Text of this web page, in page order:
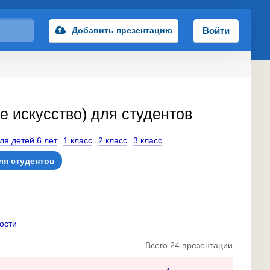
Добавить презентацию Войти
для студентов
детей 6 лет 1 класс 2 класс 3 класс
студентов
Всего 24 презентации